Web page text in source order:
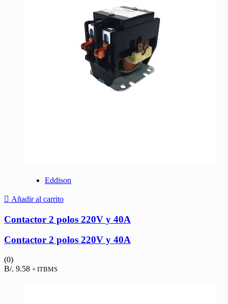
Eddison
Añadir al carrito
Contactor 2 polos 220V y 40A
Contactor 2 polos 220V y 40A
(0)
B/. 9.58 + ITBMS